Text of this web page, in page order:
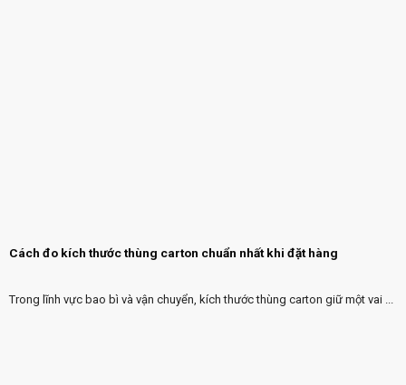
Cách đo kích thước thùng carton chuẩn nhất khi đặt hàng
Trong lĩnh vực bao bì và vận chuyển, kích thước thùng carton giữ một vai ...